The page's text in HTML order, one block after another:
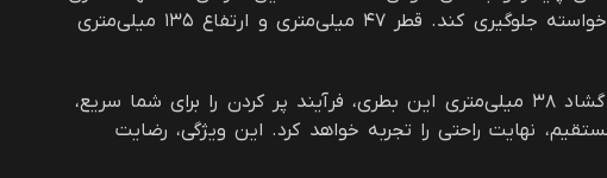
شیک و مدرن به آن می‌بخشد، بلکه باعث می‌شود به راحتی در قفسه فروشگاه‌ها و آشپزخانه‌ها جای گیرد و از واژگونی ناخواسته جلوگیری کند. قطر ۴۷ میلی‌متری و ارتفاع ۱۳۵ میلی‌متری
۲. دهانه ۳۸ میلی‌متری: سهولت در پر کردن و مصرف: یکی از چالش‌های تولیدکنندگان، فرآیند پر کردن ظروف است. دهانه گشاد ۳۸ میلی‌متری این بطری، فرآیند پر کردن را برای شما سریع،
نهایت راحتی را تجربه خواهد کرد. این ویژگی، رضایت